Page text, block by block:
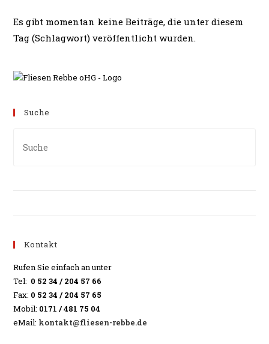
Es gibt momentan keine Beiträge, die unter diesem
Tag (Schlagwort) veröffentlicht wurden.
Suche
Kontakt
Rufen Sie einfach an unter
Tel: 0 52 34 / 204 57 66
Fax: 0 52 34 / 204 57 65
Mobil: 0171 / 481 75 04
eMail: kontakt@fliesen-rebbe.de